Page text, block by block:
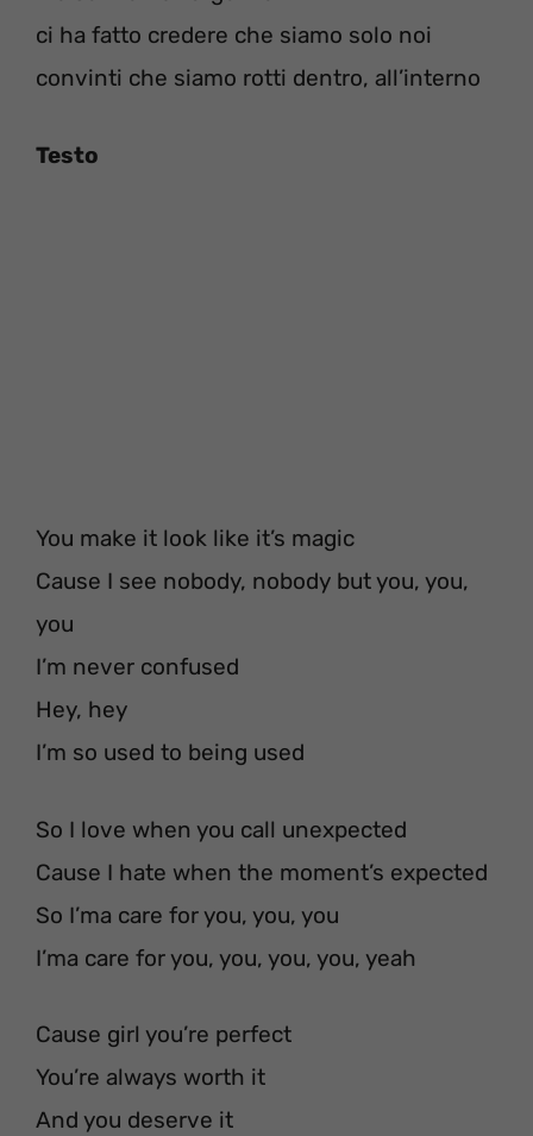
ci ha fatto credere che siamo solo noi
convinti che siamo rotti dentro, all’interno
Testo
You make it look like it’s magic
Cause I see nobody, nobody but you, you,
you
I’m never confused
Hey, hey
I’m so used to being used
So I love when you call unexpected
Cause I hate when the moment’s expected
So I’ma care for you, you, you
I’ma care for you, you, you, you, yeah
Cause girl you’re perfect
You’re always worth it
And you deserve it